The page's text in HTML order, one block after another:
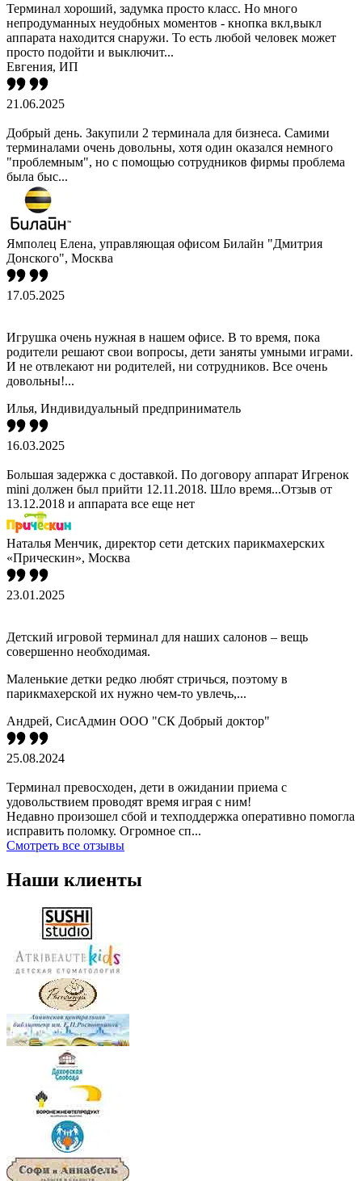
Терминал хороший, задумка просто класс. Но много
непродуманных неудобных моментов - кнопка вкл,выкл
аппарата находится снаружи. То есть любой человек может
просто подойти и выключит...
Евгения, ИП
21.06.2025
Добрый день. Закупили 2 терминала для бизнеса. Самими
терминалами очень довольны, хотя один оказался немного
"проблемным", но с помощью сотрудников фирмы проблема
была быс...
Ямполец Елена, управляющая офисом Билайн "Дмитрия
Донского", Москва
17.05.2025
Игрушка очень нужная в нашем офисе. В то время, пока
родители решают свои вопросы, дети заняты умными играми.
И не отвлекают ни родителей, ни сотрудников. Все очень
довольны!...
Илья, Индивидуальный предприниматель
16.03.2025
Большая задержка с доставкой. По договору аппарат Игренок
mini должен был прийти 12.11.2018. Шло время...Отзыв от
13.12.2018 и аппарата все еще нет
Наталья Менчик, директор сети детских парикмахерских
«Прическин», Москва
23.01.2025
Детский игровой терминал для наших салонов – вещь
совершенно необходимая.
Маленькие детки редко любят стричься, поэтому в
парикмахерской их нужно чем-то увлечь,...
Андрей, СисАдмин ООО "СК Добрый доктор"
25.08.2024
Терминал превосходен, дети в ожидании приема с
удовольствием проводят время играя с ним!
Недавно произошел сбой и техподдержка оперативно помогла
исправить поломку. Огромное сп...
Смотреть все отзывы
Наши клиенты